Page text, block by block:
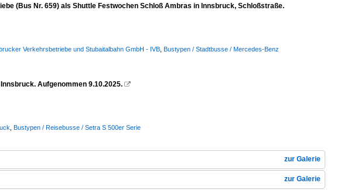
(Bus Nr. 659) als Shuttle Festwochen Schloß Ambras in Innsbruck, Schloßstraße.
Verkehrsbetriebe und Stubaitalbahn GmbH - IVB Bustypen / Stadtbusse / Mercedes-Benz
Aufgenommen 9.10.2025. 
Bustypen / Reisebusse / Setra S 500er Serie
zur Galerie
zur Galerie